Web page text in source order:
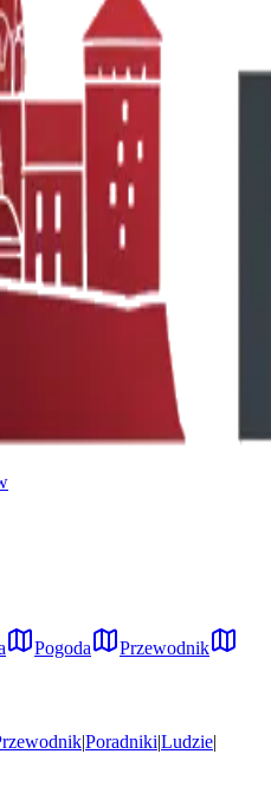
Pogoda
Przewodnik
|Poradniki|Ludzie|